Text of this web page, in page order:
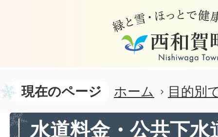
現在のページ ホーム 目的別
水道料金・公共下水